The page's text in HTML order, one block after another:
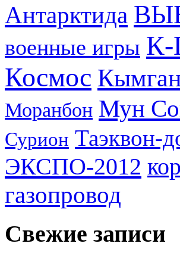
Антарктида
военные игры
Космос
Моранбон Мун
Сурион Таэквон-
ЭКСПО-2012
газопровод
Свежие записи